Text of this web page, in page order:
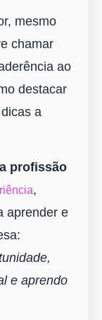
mesmo
chamar
ao
destacar
a
profissão
,
aprender e
e aprendo